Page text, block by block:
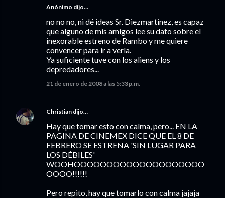
Anónimo dijo…
no no no, ni dé ideas Sr. Diezmartinez, es capaz
que alguno de mis amigos lee su dato sobre el
inexorable estreno de Rambo y me quiere
convencer para ir a verla.
Ya suficiente tuve con los aliens y los
depredadores...
21 de enero de 2008 a las 5:33 p.m.
Christian dijo…
Hay que tomar esto con calma, pero... EN LA
PAGINA DE CINEMEX DICE QUE EL 8 DE
FEBRERO SE ESTRENA 'SIN LUGAR PARA
LOS DÉBILES'
WOOHOOOOOOOOOOOOOOOOOOOO
OOOO!!!!!!
Pero repito, hay que tomarlo con calma jajaja